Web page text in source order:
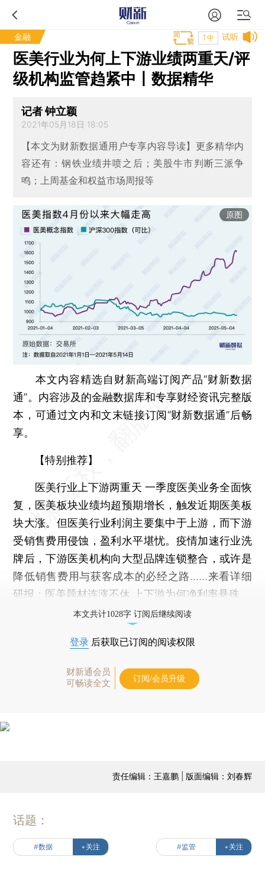
金融 试听
T中
医美行业为何上下游业绩两重天/评
级机构监管趋紧中丨数据精华
记者 钟立颖
2021年05月18日 18:05
【本文为财新数据通用户专享内容导读】更多精华内
容还有：钢铁业绩井喷之后；美股牛市判断三派争
鸣；上周基金和权益市场周报等
原图
本文内容精选自财新高端订阅产品“财新数据
通”。内容涉及的金融数据库和专享财经资讯完整版
本，可通过文内和文末链接订阅“财新数据通”后畅
享。
【特别推荐】
医美行业上下游两重天 一季度医美业务全面恢
复，医美板块业绩均超预期增长，触发近期医美板
块大涨。但医美行业利润主要集中于上游，而下游
受销售费用侵蚀，盈利水平堪忧。疫情加速行业洗
牌后，下游医美机构向大型品牌连锁整合，或许是
降低销售费用与获客成本的必经之路......来看详细
研报： 医美题材连涨不休 上下游为何净利率悬殊
本文共计1028字 订阅后继续阅读
登录 后获取已订阅的阅读权限
财新通会员
可畅读全文
订阅/会员升级
责任编辑：王嘉鹏 | 版面编辑：刘春辉
话题：
#数据 +关注 #监管 +关注